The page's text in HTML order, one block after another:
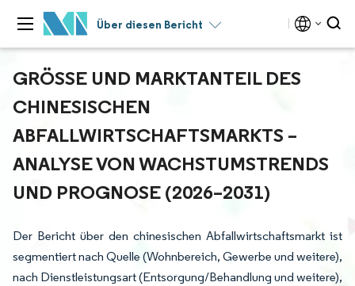
Über diesen Bericht
GRÖSSE UND MARKTANTEIL DES C
HINESISCHEN A
BFALLWIRTSCHAFTSMARKTS – A
NALYSE VON WACHSTUMSTRENDS U
ND PROGNOSE (2026–2031)
Der Bericht über den chinesischen Abfallwirtschaftsmarkt ist
segmentiert nach Quelle (Wohnbereich, Gewerbe und weitere),
nach Dienstleistungsart (Entsorgung/Behandlung und weitere),